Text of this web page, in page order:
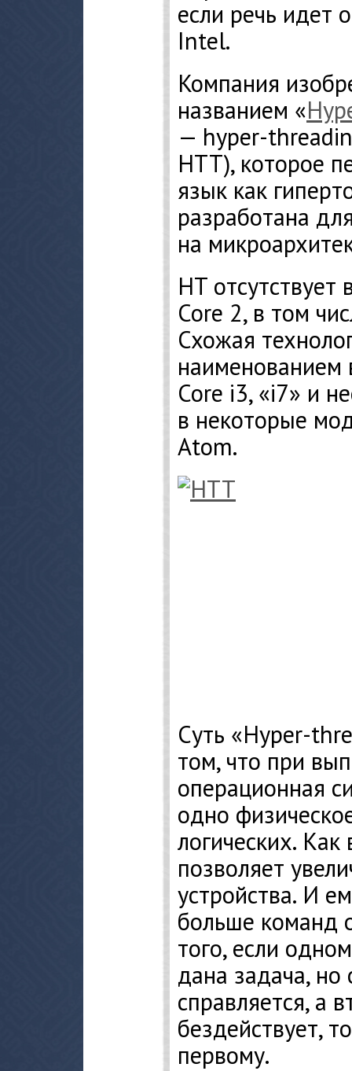
если речь идет
Intel.
Компания
названием «
— hyper-
HTT), которое
язык как
разработана
на
HT отсутствует
Core 2, в том
Схожая
наименованием
Core i3, «i7» и
в некоторые
Atom.
Суть «Hyper-
том, что при
операционная
одно
логических.
позволяет
устройства. И
больше команд
того, если
дана задача, но
справляется, а
бездействует,
первому.